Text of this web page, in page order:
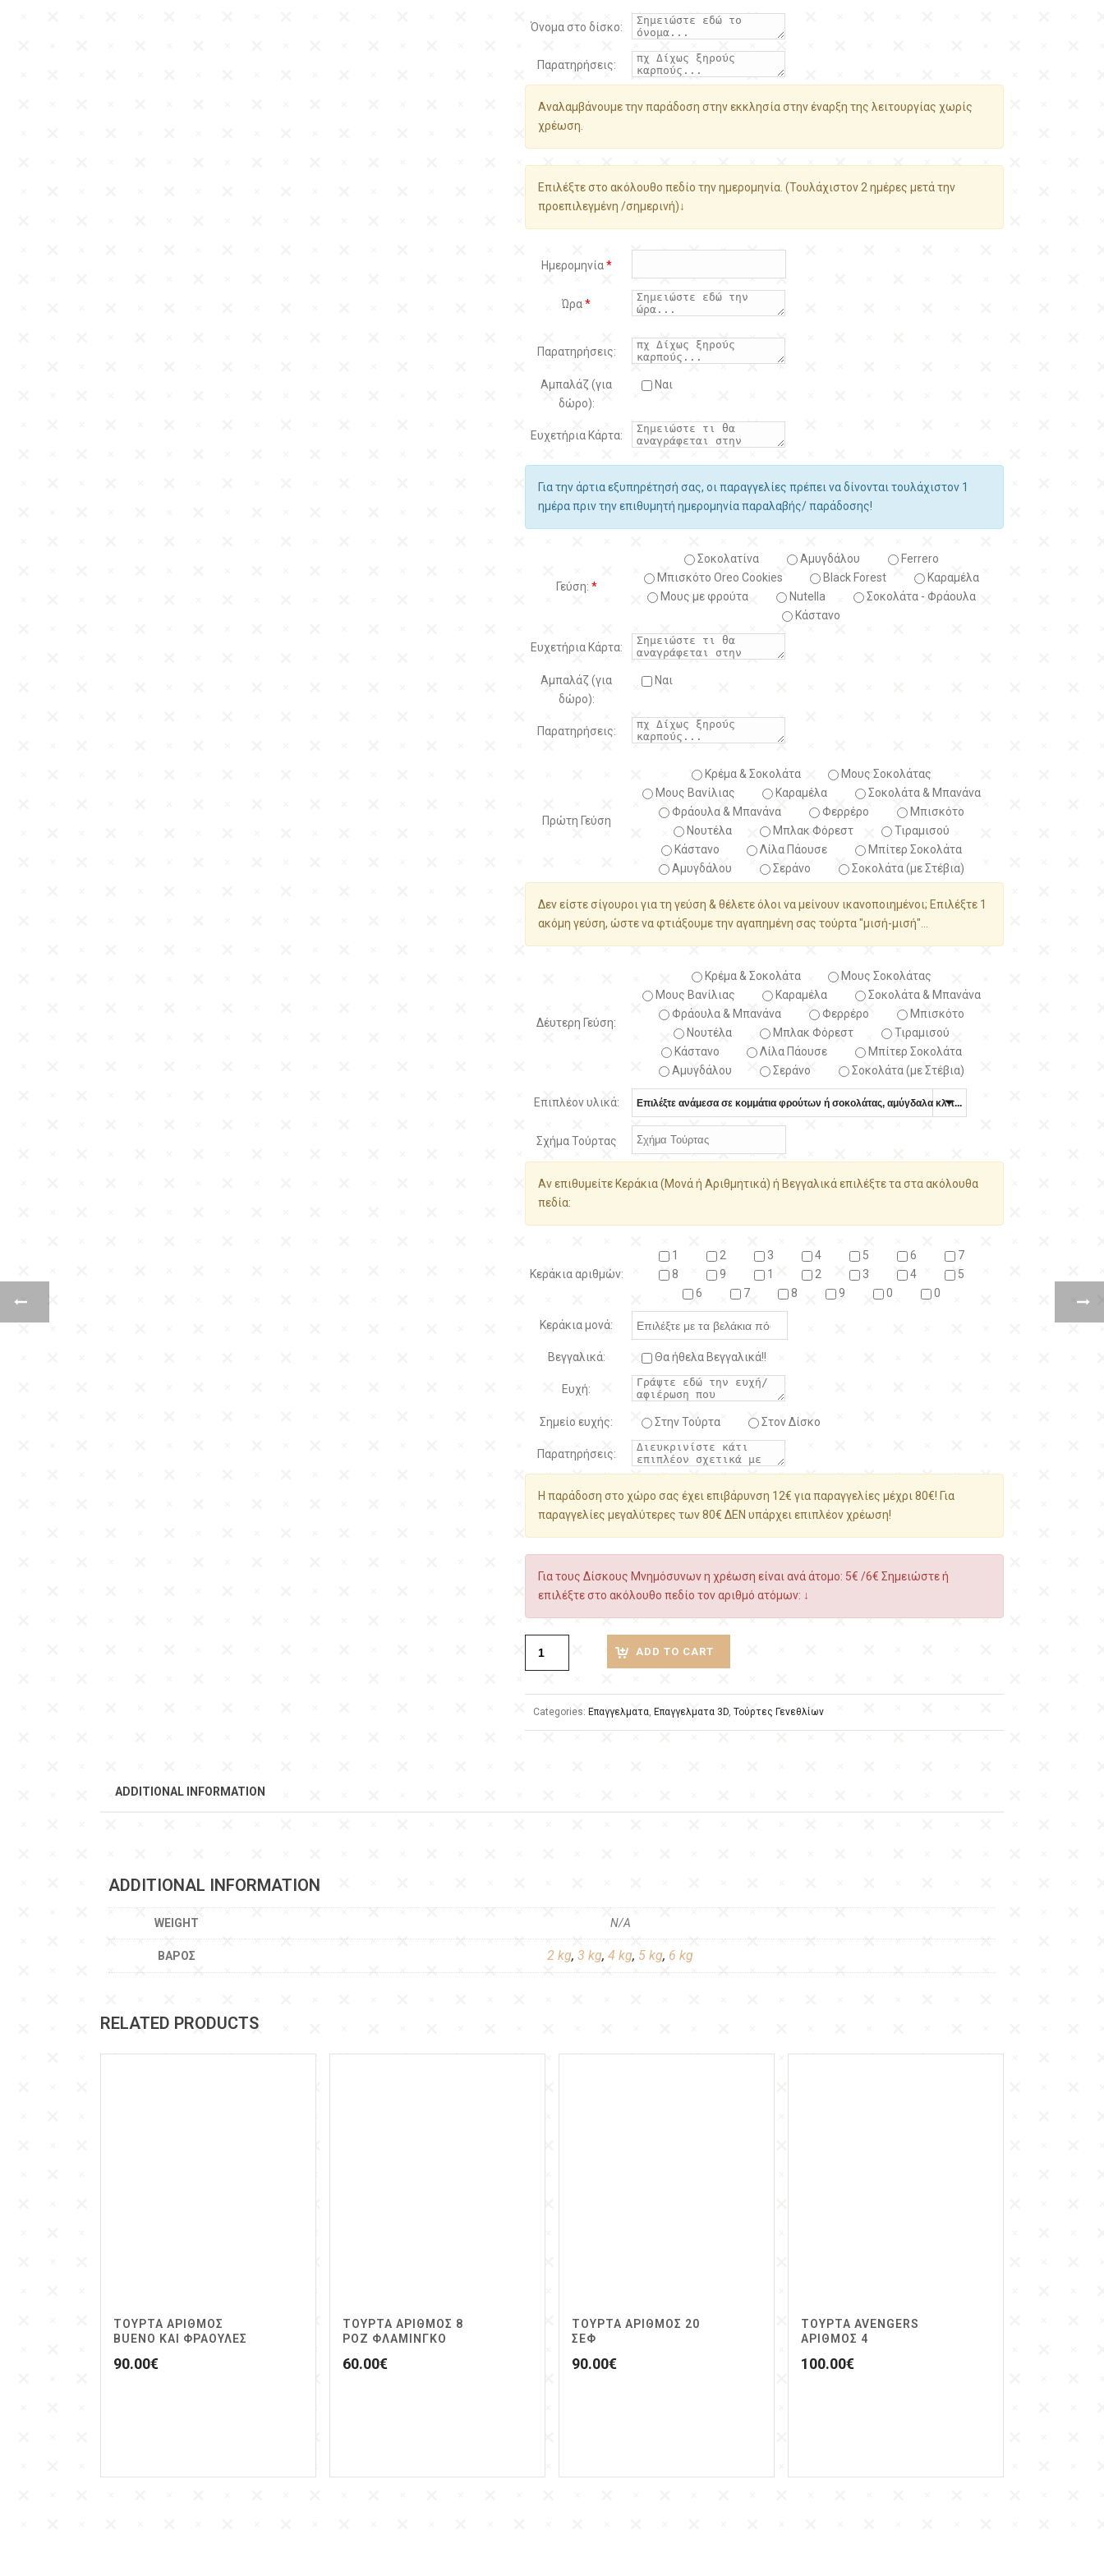
Όνομα στο δίσκο:
Παρατηρήσεις:
Αναλαμβάνουμε την παράδοση στην εκκλησία στην έναρξη της λειτουργίας χωρίς
χρέωση.
Επιλέξτε στο ακόλουθο πεδίο την ημερομηνία. (Τουλάχιστον 2 ημέρες μετά την
προεπιλεγμένη /σημερινή)↓
Ημερομηνία*
Ώρα*
Παρατηρήσεις:
Αμπαλάζ (για
δώρο):
Ναι
Ευχετήρια Κάρτα:
Για την άρτια εξυπηρέτησή σας, οι παραγγελίες πρέπει να δίνονται τουλάχιστον 1
ημέρα πριν την επιθυμητή ημερομηνία παραλαβής/ παράδοσης!
Γεύση: *
Σοκολατίνα Αμυγδάλου
Ferrero
Μπισκότο Oreo Cookies
Black Forest
Kαραμέλα
Μους με φρούτα
Nutella
Σοκολάτα - Φράουλα
Κάστανο
Ευχετήρια Κάρτα:
Αμπαλάζ (για
δώρο):
Ναι
Παρατηρήσεις:
Πρώτη Γεύση
Κρέμα & Σοκολάτα
Μους Σοκολάτας
Μους Βανίλιας
Καραμέλα
Σοκολάτα & Μπανάνα
Φράουλα & Μπανάνα
Φερρέρο
Μπισκότο
Νουτέλα
Μπλακ Φόρεστ
Τιραμισού
Κάστανο
Λίλα Πάουσε
Μπίτερ Σοκολάτα
Αμυγδάλου
Σεράνο Σοκολάτα (με Στέβια)
Δεν είστε σίγουροι για τη γεύση & θέλετε όλοι να μείνουν ικανοποιημένοι; Επιλέξτε 1
ακόμη γεύση, ώστε να φτιάξουμε την αγαπημένη σας τούρτα "μισή-μισή"...
Δέυτερη Γεύση:
Κρέμα & Σοκολάτα
Μους Σοκολάτας
Μους Βανίλιας
Καραμέλα
Σοκολάτα & Μπανάνα
Φράουλα & Μπανάνα
Φερρέρο
Μπισκότο
Νουτέλα
Μπλακ Φόρεστ
Τιραμισού
Κάστανο
Λίλα Πάουσε
Μπίτερ Σοκολάτα
Αμυγδάλου
Σεράνο Σοκολάτα (με Στέβια)
Επιπλέον υλικά:
Σχήμα Τούρτας
Αν επιθυμείτε Κεράκια (Μονά ή Αριθμητικά) ή Βεγγαλικά επιλέξτε τα στα ακόλουθα
πεδία:
Κεράκια αριθμών:
1 2 3 4 5 6
7
8
9 1 2 3 4
5
6
7 8 9 0 0
Κεράκια μονά:
Βεγγαλικά: Θα ήθελα Βεγγαλικά!!
Ευχή:
Σημείο ευχής: Στην Τούρτα Στον Δίσκο
Παρατηρήσεις:
Η παράδοση στο χώρο σας έχει επιβάρυνση 12€ για παραγγελίες μέχρι 80€! Για
παραγγελίες μεγαλύτερες των 80€ ΔΕΝ υπάρχει επιπλέον χρέωση!
Για τους Δίσκους Μνημόσυνων η χρέωση είναι ανά άτομο: 5€ /6€ Σημειώστε ή
επιλέξτε στο ακόλουθο πεδίο τον αριθμό ατόμων: ↓
ADD TO CART
Categories: Επαγγελματα, Επαγγελματα 3D, Τούρτες Γενεθλίων
ADDITIONAL INFORMATION
ADDITIONAL INFORMATION
WEIGHT N/A
ΒΆΡΟΣ 2 kg, 3 kg, 4 kg, 5 kg, 6 kg
RELATED PRODUCTS
ΤΟΥΡΤΑ ΑΡΙΘΜΟΣ
BUENO ΚΑΙ ΦΡΑΟΥΛΕΣ
90.00€
ΤΟΥΡΤΑ ΑΡΙΘΜΟΣ 8
ΡΟΖ ΦΛΑΜΙΝΓΚΟ
60.00€
ΤΟΥΡΤΑ ΑΡΙΘΜΟΣ 20
ΣΕΦ
90.00€
ΤΟΥΡΤΑ AVENGERS
ΑΡΙΘΜΌΣ 4
100.00€